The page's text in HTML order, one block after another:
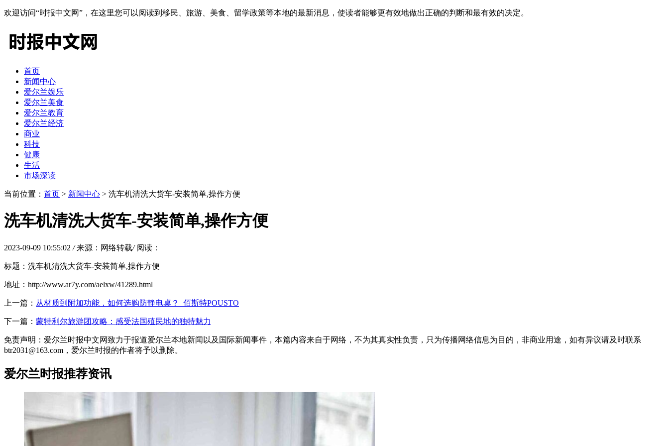
欢迎访问“时报中文网”，在这里您可以阅读到移民、旅游、美食、留学政策等本地的最新消息，使读者能够更有效地做出正确的判断和最有效的决定。
首页
新闻中心
爱尔兰娱乐
爱尔兰美食
爱尔兰教育
爱尔兰经济
商业
科技
健康
生活
市场深读
当前位置： 首页 > 新闻中心 > 洗车机清洗大货车-安装简单,操作方便
洗车机清洗大货车-安装简单,操作方便
2023-09-09 10:55:02 / 来源：网络转载/ 阅读：
标题：洗车机清洗大货车-安装简单,操作方便
地址：http://www.ar7y.com/aelxw/41289.html
上一篇： 从材质到附加功能，如何选购防静电桌？_佰斯特POUSTO
下一篇： 蒙特利尔旅游团攻略：感受法国殖民地的独特魅力
免责声明：爱尔兰时报中文网致力于报道爱尔兰本地新闻以及国际新闻事件，本篇内容来自于网络，不为其真实性负责，只为传播网络信息为目的，非商业用途，如有异议请及时联系
btr2031@163.com，爱尔兰时报的作者将予以删除。
爱尔兰时报推荐资讯